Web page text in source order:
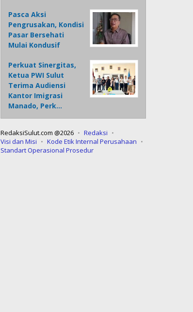
Pasca Aksi
Pengrusakan, Kondisi
Pasar Bersehati
Mulai Kondusif
Perkuat Sinergitas,
Ketua PWI Sulut
Terima Audiensi
Kantor Imigrasi
Manado, Perk…
RedaksiSulut.com @2026
Redaksi
Visi dan Misi
Kode Etik Internal Perusahaan
Standart Operasional Prosedur